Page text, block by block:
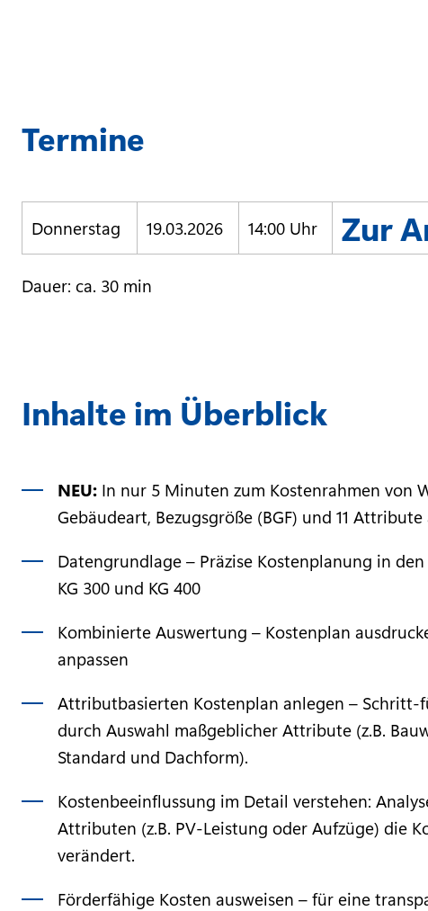
Termine
Donnerstag 19.03.2026 14:00 Uhr Zur
Dauer: ca. 30 min
Inhalte im Überblick
NEU: In nur 5 Minuten zum Kostenrahmen von
Gebäudeart, Bezugsgröße (BGF) und 11
Datengrundlage – Präzise Kostenplanung in
KG 300 und KG 400
Kombinierte Auswertung – Kostenplan
anpassen
Attributbasierten Kostenplan anlegen –
durch Auswahl maßgeblicher Attribute (z.B.
Standard und Dachform).
Kostenbeeinflussung im Detail verstehen:
Attributen (z.B. PV-Leistung oder Aufzüge) die
verändert.
Förderfähige Kosten ausweisen – für eine